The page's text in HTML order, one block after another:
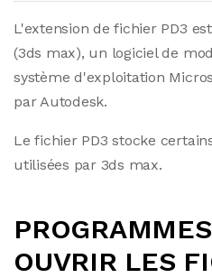
L'extension de fichier PD3
(3ds max), un logiciel de
système d'exploitation
par Autodesk.
Le fichier PD3 stocke
utilisées par 3ds max.
OUVRIR LES